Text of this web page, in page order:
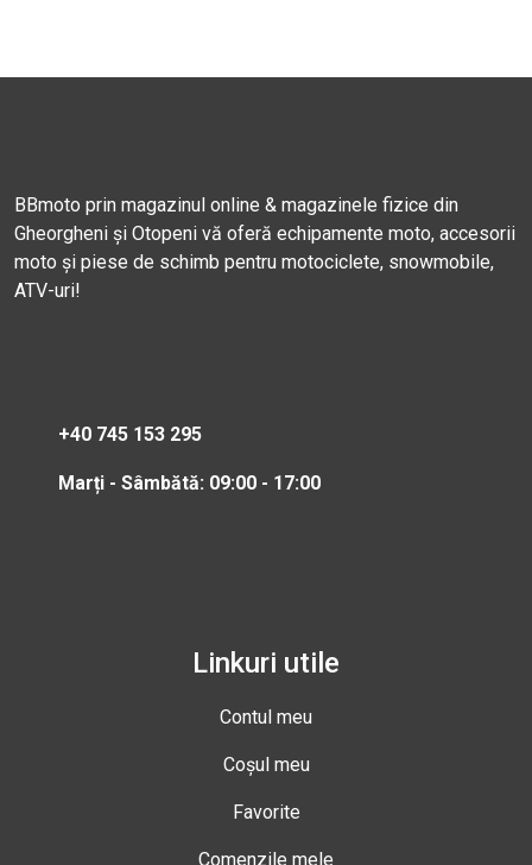
BBmoto prin magazinul online & magazinele fizice din
Gheorgheni și Otopeni vă oferă echipamente moto, accesorii
moto și piese de schimb pentru motociclete, snowmobile,
ATV-uri!
+40 745 153 295
Marți - Sâmbătă: 09:00 - 17:00
Linkuri utile
Contul meu
Coșul meu
Favorite
Comenzile mele